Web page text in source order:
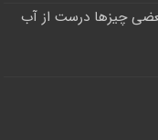
چیزها درست از آب